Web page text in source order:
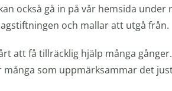
också gå in på vår hemsida under
och mallar att utgå från.
att få tillräcklig hjälp många
som uppmärksammar det